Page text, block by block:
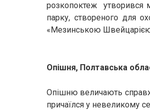
розкопоктеж утворився
парку, створеного для
«Мезинською
Опішня, Полтавська
Опішню величають
причаїлся у невеликому